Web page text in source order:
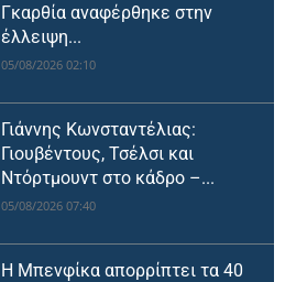
Γκαρθία αναφέρθηκε στην
έλλειψη...
05/08/2026 02:10
Γιάννης Κωνσταντέλιας:
Γιουβέντους, Τσέλσι και
Ντόρτμουντ στο κάδρο –...
05/08/2026 07:40
Η Μπενφίκα απορρίπτει τα 40